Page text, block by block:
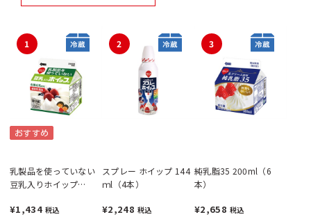
1
おすすめ
乳製品を使っていない
豆乳入りホイップ
¥1,434 税込
2
スプレー ホイップ 144
ｍl（4本）
¥2,248 税込
3
純乳脂35 200ml（6
本）
¥2,658 税込